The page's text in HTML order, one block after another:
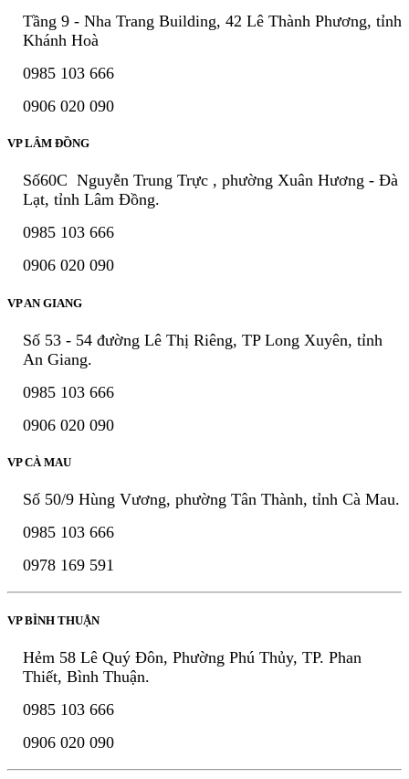
Tầng 9 - Nha Trang Building, 42 Lê Thành Phương, tỉnh
Khánh Hoà
0985 103 666
0906 020 090
VP LÂM ĐỒNG
Số60C Nguyễn Trung Trực , phường Xuân Hương - Đà
Lạt, tỉnh Lâm Đồng.
0985 103 666
0906 020 090
VP AN GIANG
Số 53 - 54 đường Lê Thị Riêng, TP Long Xuyên, tỉnh
An Giang.
0985 103 666
0906 020 090
VP CÀ MAU
Số 50/9 Hùng Vương, phường Tân Thành, tỉnh Cà Mau.
0985 103 666
0978 169 591
VP BÌNH THUẬN
Hẻm 58 Lê Quý Đôn, Phường Phú Thủy, TP. Phan
Thiết, Bình Thuận.
0985 103 666
0906 020 090